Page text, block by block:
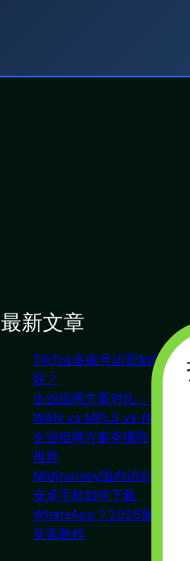
最新文章
TikTok多账号运营如何防关
联？
企业组网方案对比：SD-
WAN vs MPLS vs 传统VPN
企业组网方案有哪些？对比
推荐
Midjourney国内访问教程
安卓手机如何下载
WhatsApp？2026最新下载
安装教程